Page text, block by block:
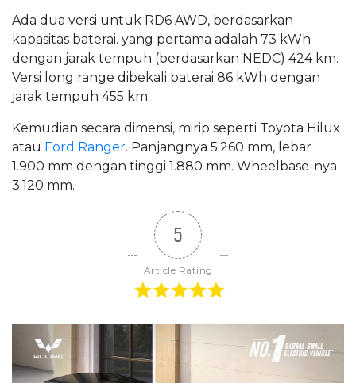
Ada dua versi untuk RD6 AWD, berdasarkan
kapasitas baterai. yang pertama adalah 73 kWh
dengan jarak tempuh (berdasarkan NEDC) 424 km.
Versi long range dibekali baterai 86 kWh dengan
jarak tempuh 455 km.
Kemudian secara dimensi, mirip seperti Toyota Hilux
atau Ford Ranger. Panjangnya 5.260 mm, lebar
1.900 mm dengan tinggi 1.880 mm. Wheelbase-nya
3.120 mm.
5
Article Rating